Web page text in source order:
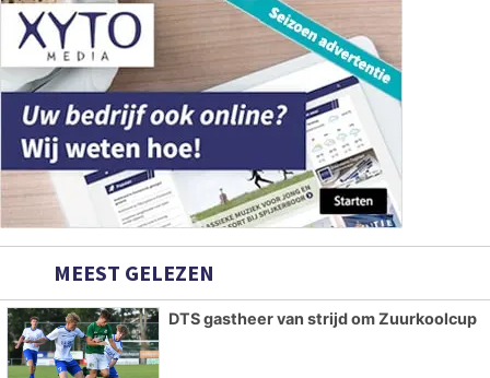
MEEST GELEZEN
DTS gastheer van strijd om Zuurkoolcup